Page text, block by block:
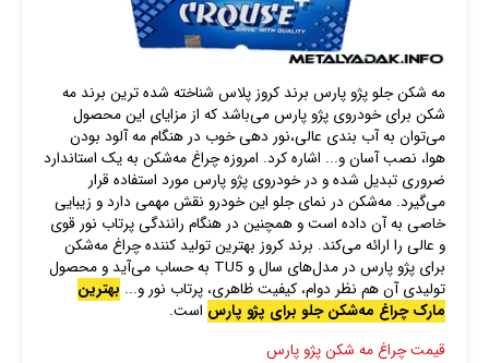
مه شکن جلو پژو پارس برند کروز پلاس شناخته شده ترین برند مه
شکن برای خودروی پژو پارس می‌باشد که از مزایای این محصول
می‌توان به آب بندی عالی،نور دهی خوب در هنگام مه آلود بودن
هوا، نصب آسان و... اشاره کرد. امروزه چراغ مه‌شکن به یک استاندارد
ضروری تبدیل شده و در خودروی پژو پارس مورد استفاده قرار
می‌گیرد. مه‌شکن در نمای جلو این خودرو نقش مهمی دارد و زیبایی
خاصی به آن داده است و همچنین در هنگام رانندگی پرتاب نور قوی
و عالی را ارائه می‌کند. برند کروز بهترین تولید کننده چراغ مه‌شکن
برای پژو پارس در مدل‌های سال و TU5 به حساب می‌آید و محصول
تولیدی آن هم نظر دوام، کیفیت ظاهری، پرتاب نور و... بهترین
مارک چراغ مه‌شکن جلو برای پژو پارس است.
قیمت چراغ مه شکن پژو پارس